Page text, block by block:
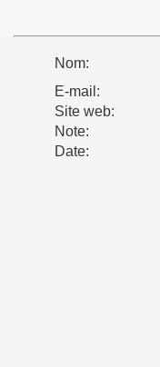
Nom:
E-mail:
Site web:
Note:
Date: